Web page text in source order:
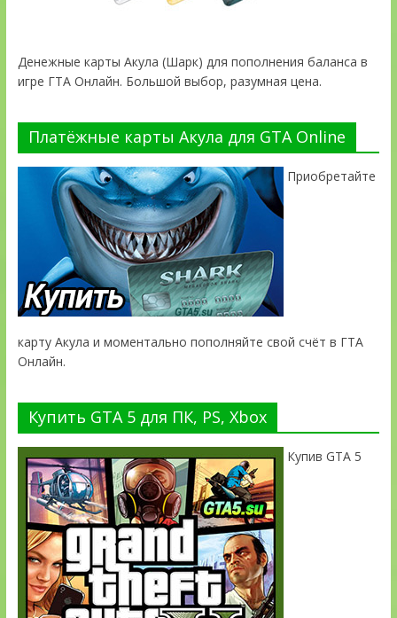
Денежные карты Акула (Шарк) для пополнения баланса в
игре ГТА Онлайн. Большой выбор, разумная цена.
Платёжные карты Акула для GTA Online
Приобретайте
карту Акула и моментально пополняйте свой счёт в ГТА
Онлайн.
Купить GTA 5 для ПК, PS, Xbox
Купив GTA 5